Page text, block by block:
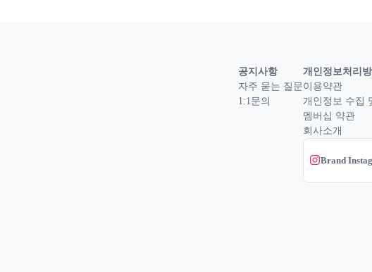
공지사항
자주 묻는 질문
1:1문의
개인정보처리방
이용약관
개인정보 수집
멤버십 약관
회사소개
Brand